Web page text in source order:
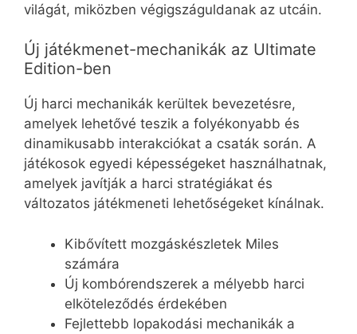
világát, miközben végigszáguldanak az utcáin.
Új játékmenet-mechanikák az Ultimate
Edition-ben
Új harci mechanikák kerültek bevezetésre,
amelyek lehetővé teszik a folyékonyabb és
dinamikusabb interakciókat a csaták során. A
játékosok egyedi képességeket használhatnak,
amelyek javítják a harci stratégiákat és
változatos játékmeneti lehetőségeket kínálnak.
Kibővített mozgáskészletek Miles
számára
Új kombórendszerek a mélyebb harci
elköteleződés érdekében
Fejlettebb lopakodási mechanikák a